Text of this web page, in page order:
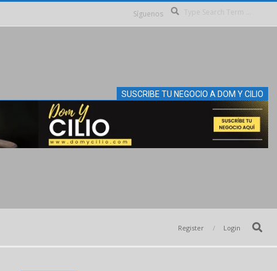
Síguenos
SUSCRIBE TU NEGOCIO A DOM Y CILIO
Register Login Search